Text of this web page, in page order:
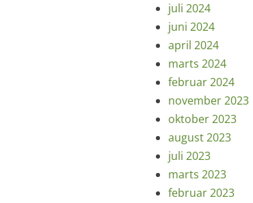
juli 2024
juni 2024
april 2024
marts 2024
februar 2024
november 2023
oktober 2023
august 2023
juli 2023
marts 2023
februar 2023